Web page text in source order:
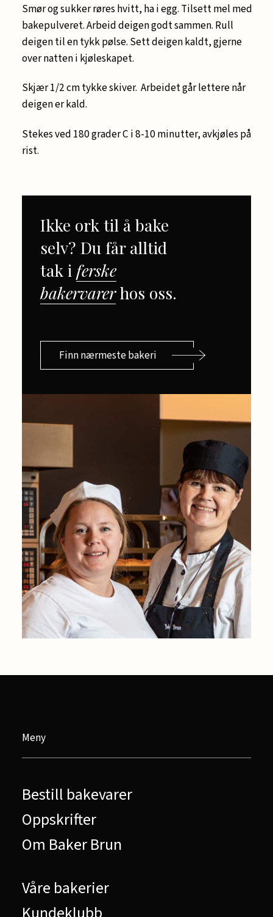
Smør og sukker røres hvitt, ha i egg. Tilsett mel med
bakepulveret. Arbeid deigen godt sammen. Rull
deigen til en tykk pølse. Sett deigen kaldt, gjerne
over natten i kjøleskapet.
Skjær 1/2 cm tykke skiver. Arbeidet går lettere når
deigen er kald.
Stekes ved 180 grader C i 8-10 minutter, avkjøles på
rist.
Ikke ork til å bake
selv? Du får alltid
tak i ferske
bakervarerhos oss.
Finn nærmeste bakeri
Meny
Bestill bakevarer
Oppskrifter
Om Baker Brun
Våre bakerier